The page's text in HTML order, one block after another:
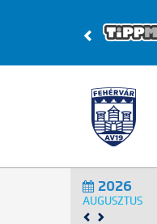
2026
AUGUSZTUS